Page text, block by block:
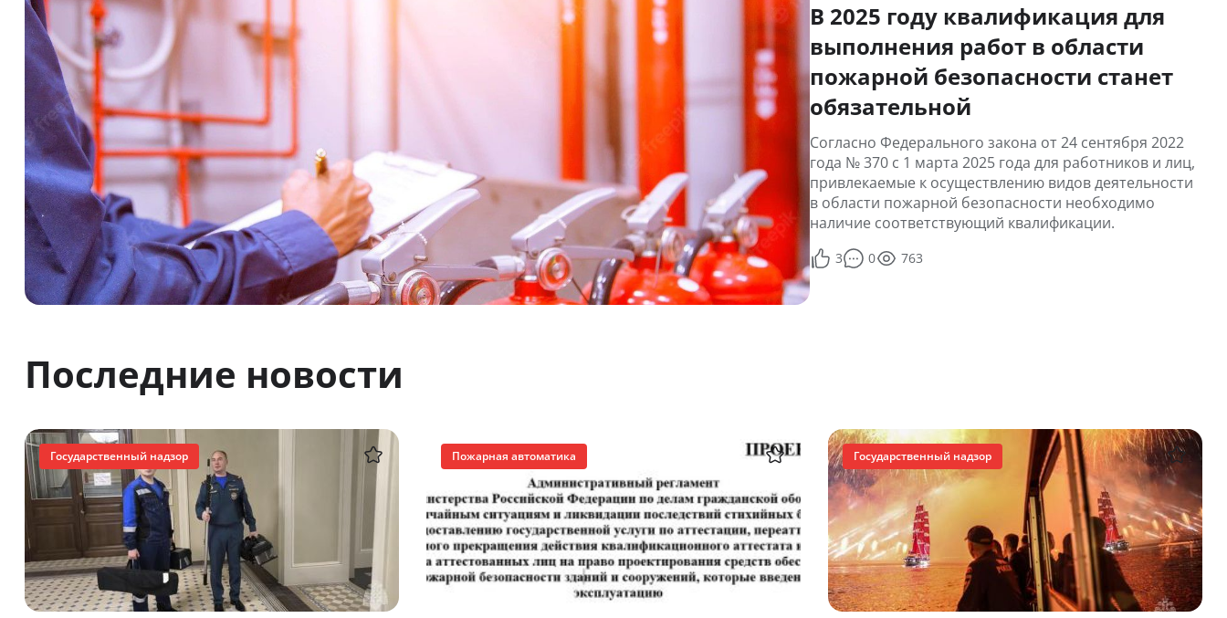
В 2025 году квалификация для
выполнения работ в области
пожарной безопасности станет
обязательной
Согласно Федерального закона от 24 сентября 2022
года № 370 с 1 марта 2025 года для работников и лиц,
привлекаемые к осуществлению видов деятельности
в области пожарной безопасности необходимо
наличие соответствующий квалификации.
3 0 763
Последние новости
Государственный надзор Пожарная автоматика Государственный надзор